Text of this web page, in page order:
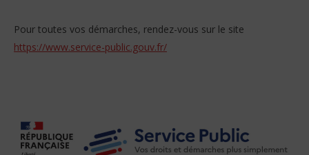
Pour toutes vos démarches, rendez-vous sur le site
https://www.service-public.gouv.fr/